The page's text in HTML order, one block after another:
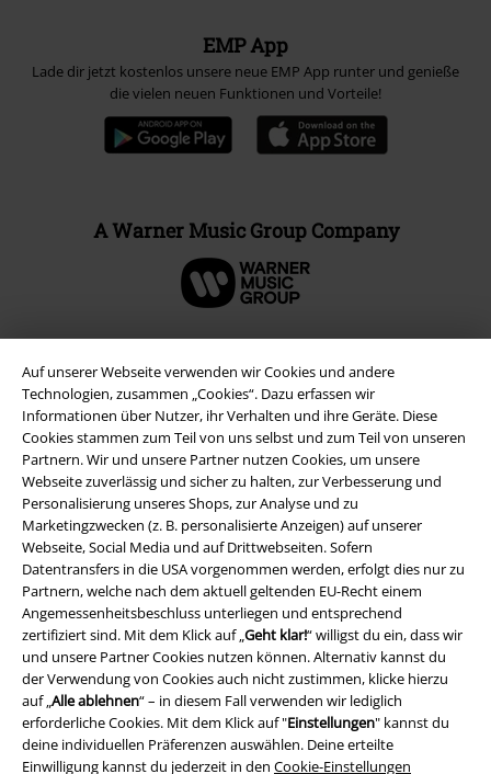
Auf unserer Webseite verwenden wir Cookies und andere
Technologien, zusammen „Cookies“. Dazu erfassen wir
Informationen über Nutzer, ihr Verhalten und ihre Geräte. Diese
Cookies stammen zum Teil von uns selbst und zum Teil von unseren
Partnern. Wir und unsere Partner nutzen Cookies, um unsere
Webseite zuverlässig und sicher zu halten, zur Verbesserung und
Personalisierung unseres Shops, zur Analyse und zu
Marketingzwecken (z. B. personalisierte Anzeigen) auf unserer
Webseite, Social Media und auf Drittwebseiten. Sofern
Datentransfers in die USA vorgenommen werden, erfolgt dies nur zu
Partnern, welche nach dem aktuell geltenden EU-Recht einem
Angemessenheitsbeschluss unterliegen und entsprechend
zertifiziert sind. Mit dem Klick auf „Geht klar!“ willigst du ein, dass wir
und unsere Partner Cookies nutzen können. Alternativ kannst du
der Verwendung von Cookies auch nicht zustimmen, klicke hierzu
auf „Alle ablehnen“ – in diesem Fall verwenden wir lediglich
erforderliche Cookies. Mit dem Klick auf "Einstellungen" kannst du
deine individuellen Präferenzen auswählen. Deine erteilte
Einwilligung kannst du jederzeit in den Cookie-Einstellungen
EMP App
Lade dir jetzt kostenlos unsere neue EMP App runter und genieße
die vielen neuen Funktionen und Vorteile!
A Warner Music Group Company
Rechtliches
AGB
Impressum
Datenschutz
Entsorgung und Umweltschutz